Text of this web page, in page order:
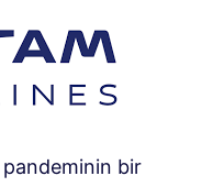
pandeminin bir